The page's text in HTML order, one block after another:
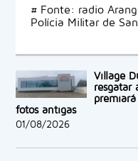
# Fonte: radio
Polícia Militar de
Village
resgatar
fotos antigas
01/08/2026